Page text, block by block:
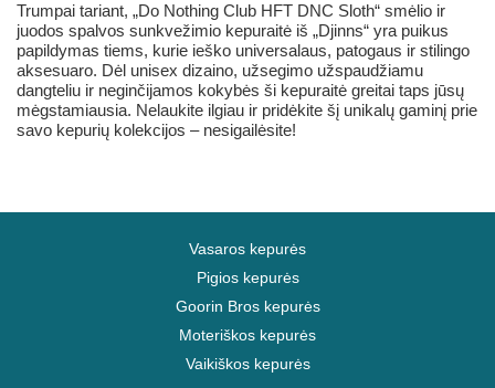
Trumpai tariant, „Do Nothing Club HFT DNC Sloth“ smėlio ir
juodos spalvos sunkvežimio kepuraitė iš „Djinns“ yra puikus
papildymas tiems, kurie ieško universalaus, patogaus ir stilingo
aksesuaro. Dėl unisex dizaino, užsegimo užspaudžiamu
dangteliu ir neginčijamos kokybės ši kepuraitė greitai taps jūsų
mėgstamiausia. Nelaukite ilgiau ir pridėkite šį unikalų gaminį prie
savo kepurių kolekcijos – nesigailėsite!
Vasaros kepurės
Pigios kepurės
Goorin Bros kepurės
Moteriškos kepurės
Vaikiškos kepurės